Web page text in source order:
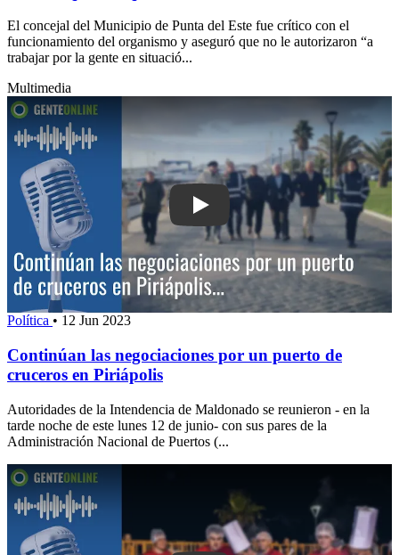
El concejal del Municipio de Punta del Este fue crítico con el
funcionamiento del organismo y aseguró que no le autorizaron “a
trabajar por la gente en situació...
Multimedia
Play: Continúan las negociaciones
Política • 12 Jun 2023
Continúan las negociaciones por un puerto de
cruceros en Piriápolis
Autoridades de la Intendencia de Maldonado se reunieron - en la
tarde noche de este lunes 12 de junio- con sus pares de la
Administración Nacional de Puertos (...